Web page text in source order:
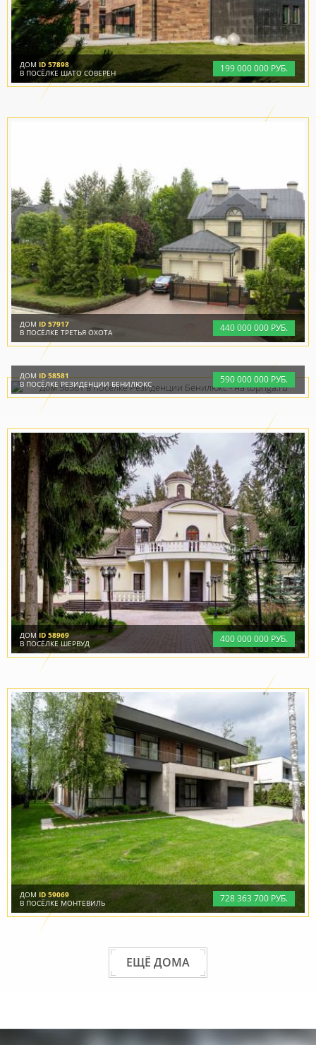
199000000 РУБ.
ДОМ ID 57898
В ПОСЁЛКЕ ШАТО СОВЕРЕН
440000000 РУБ.
ДОМ ID 57917
В ПОСЁЛКЕ ТРЕТЬЯ ОХОТА
590000000 РУБ.
ДОМID 58581
В ПОСЁЛКЕ РЕЗИДЕНЦИИ БЕНИЛЮКС
400000000 РУБ.
ДОМ ID 58969
В ПОСЁЛКЕ ШЕРВУД
728363 700 РУБ.
ДОМ ID 59069
В ПОСЁЛКЕ МОНТЕВИЛЬ
ЕЩЁ ДОМА